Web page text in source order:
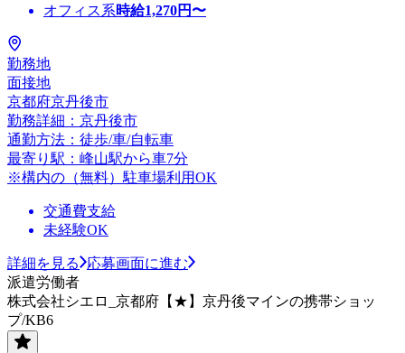
オフィス系時給1,270円〜
勤務地
面接地
京都府京丹後市
勤務詳細：京丹後市
通勤方法：徒歩/車/自転車
最寄り駅：峰山駅から車7分
※構内の（無料）駐車場利用OK
交通費支給
未経験OK
詳細を見る
応募画面に進む
派遣労働者
株式会社シエロ_京都府【★】京丹後マインの携帯ショッ
プ/KB6